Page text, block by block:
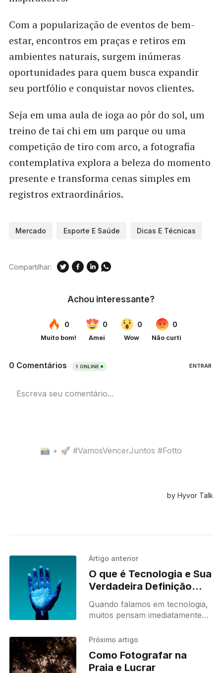
Com a popularização de eventos de bem-
estar, encontros em praças e retiros em
ambientes naturais, surgem inúmeras
oportunidades para quem busca expandir
seu portfólio e conquistar novos clientes.
Seja em uma aula de ioga ao pôr do sol, um
treino de tai chi em um parque ou uma
competição de tiro com arco, a fotografia
contemplativa explora a beleza do momento
presente e transforma cenas simples em
registros extraordinários.
Mercado Esporte E Saúde Dicas E Técnicas
Compartilhar:
Artigo anterior
O que é Tecnologia e Sua
Verdadeira Definição
Como Aliada dos
Profissionais
Quando falamos em tecnologia,
muitos pensam imediatamente
inteligência artificial ou nas redes
dia. Mas a tecnologia
Próximo artigo
Como Fotografar na
Praia e Lucrar